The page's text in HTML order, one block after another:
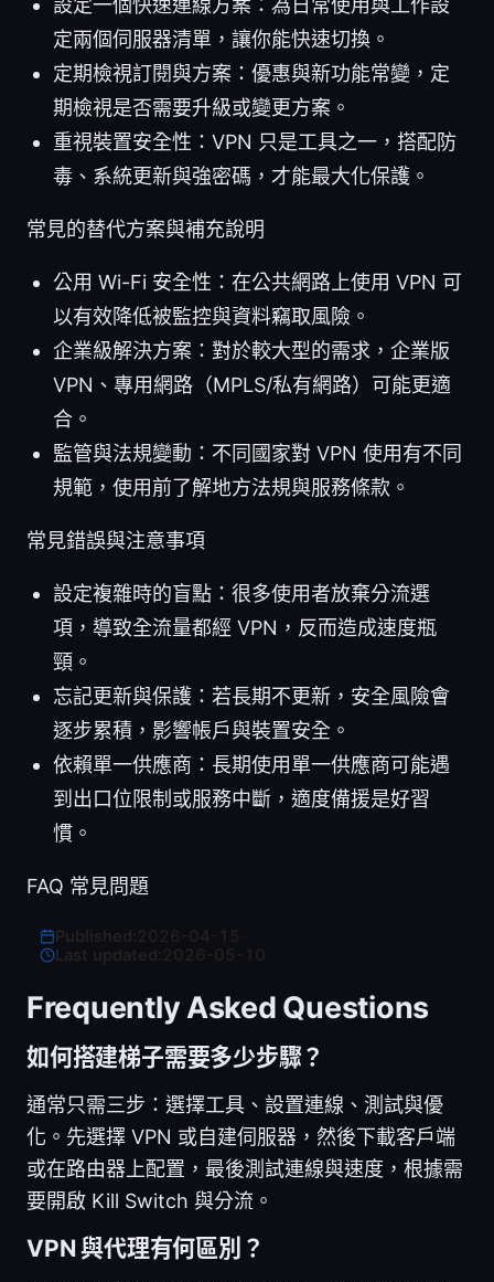
設定一個快速連線方案：為日常使用與工作設
定兩個伺服器清單，讓你能快速切換。
定期檢視訂閱與方案：優惠與新功能常變，定
期檢視是否需要升級或變更方案。
重視裝置安全性：VPN 只是工具之一，搭配防
毒、系統更新與強密碼，才能最大化保護。
常見的替代方案與補充說明
公用 Wi-Fi 安全性：在公共網路上使用 VPN 可
以有效降低被監控與資料竊取風險。
企業級解決方案：對於較大型的需求，企業版
VPN、專用網路（MPLS/私有網路）可能更適
合。
監管與法規變動：不同國家對 VPN 使用有不同
規範，使用前了解地方法規與服務條款。
常見錯誤與注意事項
設定複雜時的盲點：很多使用者放棄分流選
項，導致全流量都經 VPN，反而造成速度瓶
頸。
忘記更新與保護：若長期不更新，安全風險會
逐步累積，影響帳戶與裝置安全。
依賴單一供應商：長期使用單一供應商可能遇
到出口位限制或服務中斷，適度備援是好習
慣。
FAQ 常見問題
Last updated:
Frequently Asked Questions
如何搭建梯子需要多少步驟？
通常只需三步：選擇工具、設置連線、測試與優
化。先選擇 VPN 或自建伺服器，然後下載客戶端
或在路由器上配置，最後測試連線與速度，根據需
要開啟 Kill Switch 與分流。
VPN 與代理有何區別？